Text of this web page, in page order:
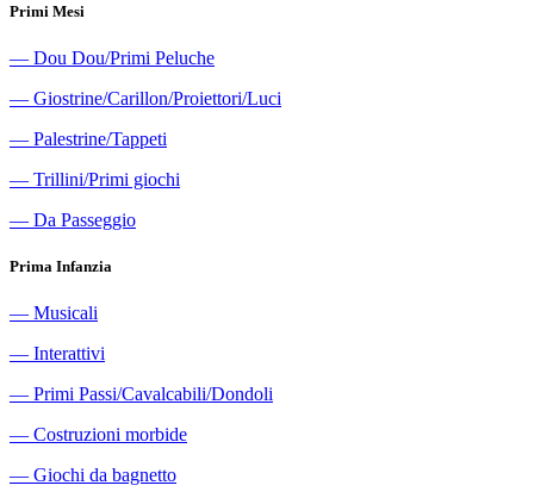
Primi Mesi
― Dou Dou/Primi Peluche
― Giostrine/Carillon/Proiettori/Luci
― Palestrine/Tappeti
― Trillini/Primi giochi
― Da Passeggio
Prima Infanzia
― Musicali
― Interattivi
― Primi Passi/Cavalcabili/Dondoli
― Costruzioni morbide
― Giochi da bagnetto